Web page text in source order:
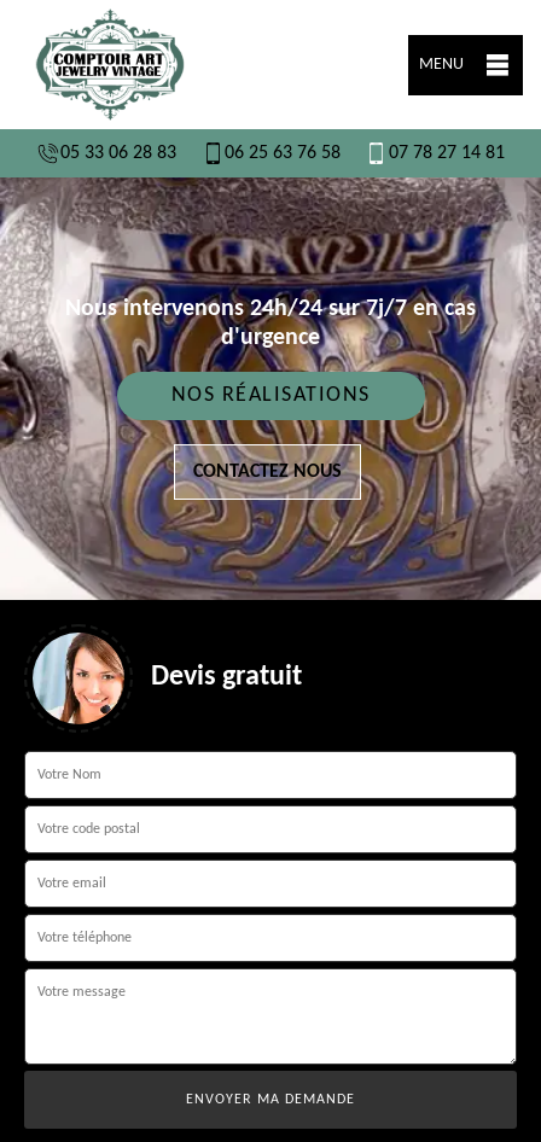
MENU
05 33 06 28 83 06 25 63 76 58 07 78 27 14 81
Nous intervenons 24h/24 sur 7j/7 en cas
d'urgence
NOS RÉALISATIONS
CONTACTEZ NOUS
Devis gratuit